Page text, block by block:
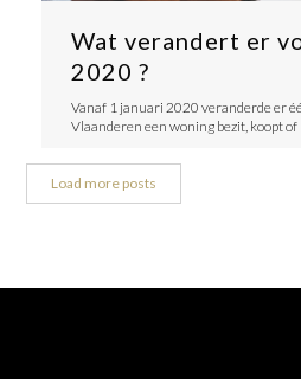
Wat verandert er
2020 ?
Vanaf 1 januari 2020 veranderde er
Vlaanderen een woning bezit, koopt
Load more posts